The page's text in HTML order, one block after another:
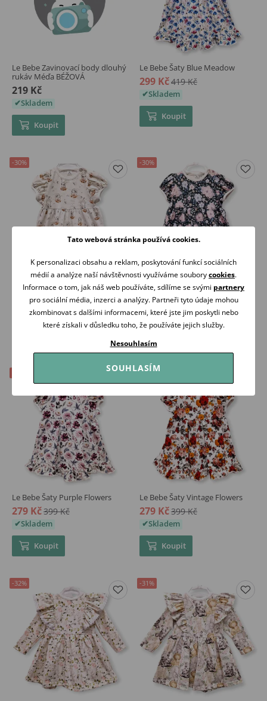
Le Bebe Zavinovací body dlouhý
rukáv Méďa BÉŽOVÁ
219 Kč
Skladem
Koupit
Le Bebe Šaty Blue Meadow
299 Kč419 Kč
Skladem
Koupit
-30%
Le Bebe Šaty Bunny Dream
279 Kč 399 Kč
Skladem
-30%
Le Bebe Šaty Night Clematis
279 Kč399 Kč
Skladem
Le Bebe Šaty Purple Flowers
279 Kč399 Kč
Skladem
Koupit
-30%
Le Bebe Šaty Vintage Flowers
279 Kč399 Kč
Skladem
Koupit
-32% -31%
Tato webová stránka používá cookies.
K personalizaci obsahu a reklam, poskytování funkcí sociálních
médií a analýze naší návštěvnosti využíváme souborycookies.
Informace o tom, jak náš web používáte, sdílíme se svými partnery
pro sociální média, inzerci a analýzy. Partneři tyto údaje mohou
zkombinovat s dalšími informacemi, které jste jim poskytli nebo
které získali v důsledku toho, že používáte jejich služby.
Nesouhlasím
SOUHLASÍM